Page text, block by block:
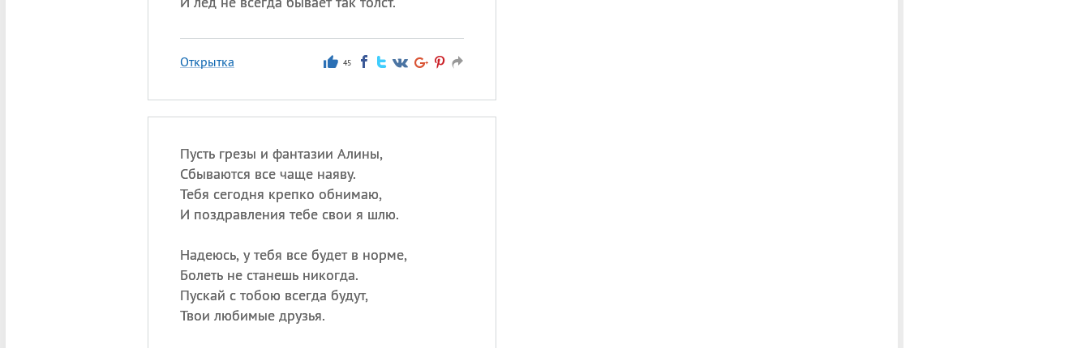
Открытка 45
Пусть грезы и фантазии Алины,
Сбываются все чаще наяву.
Тебя сегодня крепко обнимаю,
И поздравления тебе свои я шлю.
Надеюсь, у тебя все будет в норме,
Болеть не станешь никогда.
Пускай с тобою всегда будут,
Твои любимые друзья.